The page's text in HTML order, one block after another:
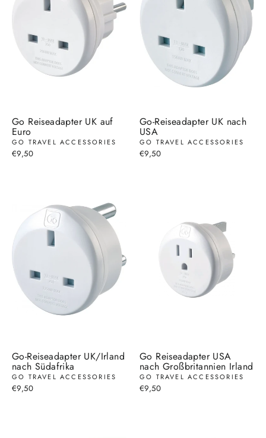
Go Reiseadapter UK auf
Euro
GO TRAVEL ACCESSORIES
€9,50
Go-Reiseadapter UK nach
USA
GO TRAVEL ACCESSORIES
€9,50
Go-Reiseadapter UK/Irland
nach Südafrika
GO TRAVEL ACCESSORIES
€9,50
Go Reiseadapter USA
nach Großbritannien Irland
GO TRAVEL ACCESSORIES
€9,50